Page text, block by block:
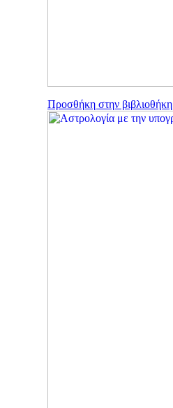
Προσθήκη στην βιβλιοθήκη